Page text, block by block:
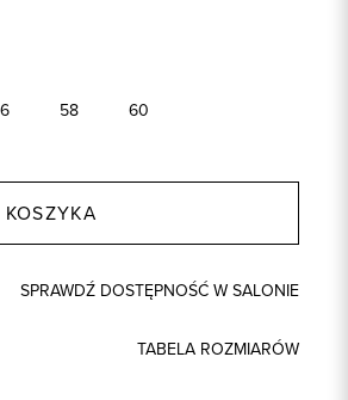
58 60
SPRAWDŹ DOSTĘPNOŚĆ W SALONIE
TABELA ROZMIARÓW